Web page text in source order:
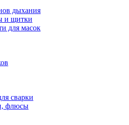
дыхания
и щитки
для масок
сварки
флюсы